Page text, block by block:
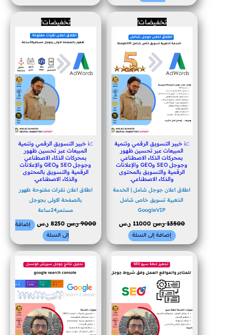
تخفيضات!
📈 خبير التسويق الرقمي وتنمية
المبيعات عبر تحسين ظهور
بمحركات الذكاء الاصطناعي
وجوجل SEO وGEO والإعلانات
الرقمية والتسويق بالمحتوى
والذكاء الاصطناعي.
اطلاق اعلان جوجل شامل | الخدمة
الذهبية تسويق خاص شامل
GoogleVIP
13500 ر.س
الأصلي
13500 ر.س.
11000 ر.س
إضافة إلى السلة
تخفيضات!
📈 خبير التسويق الرقمي وتنمية
المبيعات عبر تحسين ظهور
بمحركات الذكاء الاصطناعي
وجوجل SEO وGEO والإعلانات
الرقمية والتسويق بالمحتوى
والذكاء الاصطناعي.
اطلاق اعلان نقرات مفتوحة ظهور
بالصفحة الاولى بجوجل
مستمر24ساعة
9000 ر.س
الأصلي
9000 ر.س.
8250 ر.س
8250 ر.س.
إضافة
إلى السلة